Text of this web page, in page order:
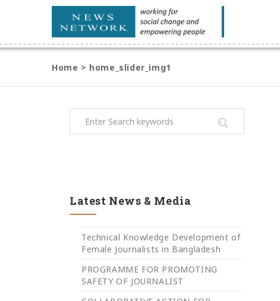
Home > home_slider_img1
Latest News & Media
Technical Knowledge Development of
Female Journalists in Bangladesh
PROGRAMME FOR PROMOTING
SAFETY OF JOURNALIST